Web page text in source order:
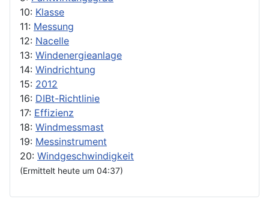
10: Klasse
11: Messung
12: Nacelle
13: Windenergieanlage
14: Windrichtung
15: 2012
16: DIBt-Richtlinie
17: Effizienz
18: Windmessmast
19: Messinstrument
20: Windgeschwindigkeit
(Ermittelt heute um 04:37)